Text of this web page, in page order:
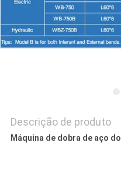
SITE
Descrição de produto
Máquina de dobra de aço